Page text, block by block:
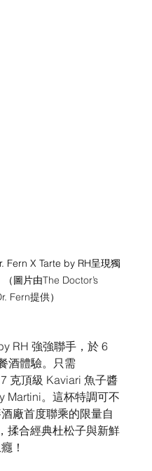
Fern X Tarte by RH呈現獨
（圖片由The Doctor’s
Fern提供）
RH 強強聯手，於 6
酒體驗。只需
克頂級 Kaviari 魚子醬
Martini。這杯特調可不
廠首度聯乘的限量自
揉合經典杜松子與新鮮
！